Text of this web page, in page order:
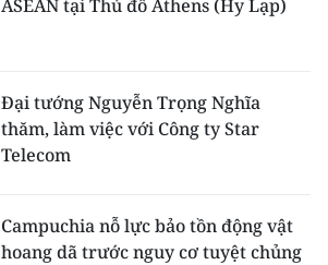
ASEAN tại Thủ đô Athens (Hy Lạp)
Đại tướng Nguyễn Trọng Nghĩa
thăm, làm việc với Công ty Star
Telecom
Campuchia nỗ lực bảo tồn động vật
hoang dã trước nguy cơ tuyệt chủng